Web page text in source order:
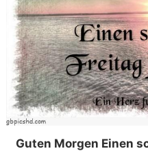
Guten Morgen Einen